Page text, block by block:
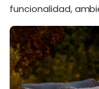
funcionalidad,